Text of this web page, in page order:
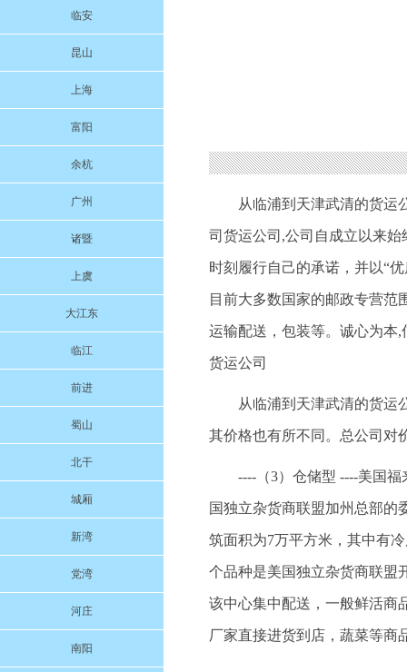
临安
昆山
上海
富阳
余杭
广州
诸暨
上虞
大江东
临江
前进
蜀山
北干
城厢
新湾
党湾
河庄
南阳
从临浦到天津武清的货运
司货运公司,公司自成立以来
时刻履行自己的承诺，并以“
目前大多数国家的邮政专营范
运输配送，包装等。诚心为本
货运公司
从临浦到天津武清的货运
其价格也有所不同。总公司对
----（3）仓储型 ----美国
国独立杂货商联盟加州总部的
筑面积为7万平方米，其中有
个品种是美国独立杂货商联盟
该中心集中配送，一般鲜活商
厂家直接进货到店，蔬菜等商